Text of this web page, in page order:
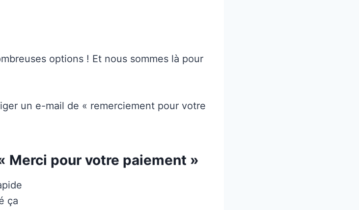
options ! Et nous sommes là pour
un e-mail de « remerciement pour votre
Merci pour votre paiement »
ça